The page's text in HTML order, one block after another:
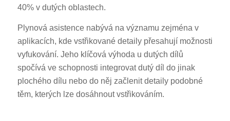
40% v dutých oblastech.
Plynová asistence nabývá na významu zejména v
aplikacích, kde vstřikované detaily přesahují možnosti
vyfukování. Jeho klíčová výhoda u dutých dílů
spočívá ve schopnosti integrovat dutý díl do jinak
plochého dílu nebo do něj začlenit detaily podobné
těm, kterých lze dosáhnout vstřikováním.